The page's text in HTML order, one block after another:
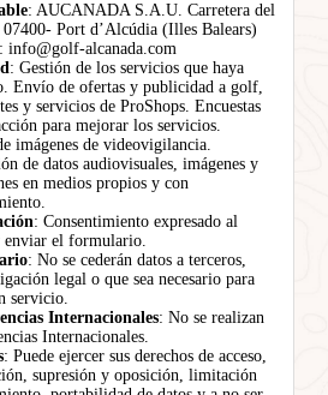
: AUCANADA S.A.U. Carretera del
07400- Port d’Alcúdia (Illes Balears)
info@golf-alcanada.com
: Gestión de los servicios que haya
Envío de ofertas y publicidad a golf,
y servicios de ProShops. Encuestas
para mejorar los servicios.
imágenes de videovigilancia.
de datos audiovisuales, imágenes y
en medios propios y con
: Consentimiento expresado al
el formulario.
: No se cederán datos a terceros,
legal o que sea necesario para
servicio.
Internacionales: No se realizan
Internacionales.
: Puede ejercer sus derechos de acceso,
supresión y oposición, limitación